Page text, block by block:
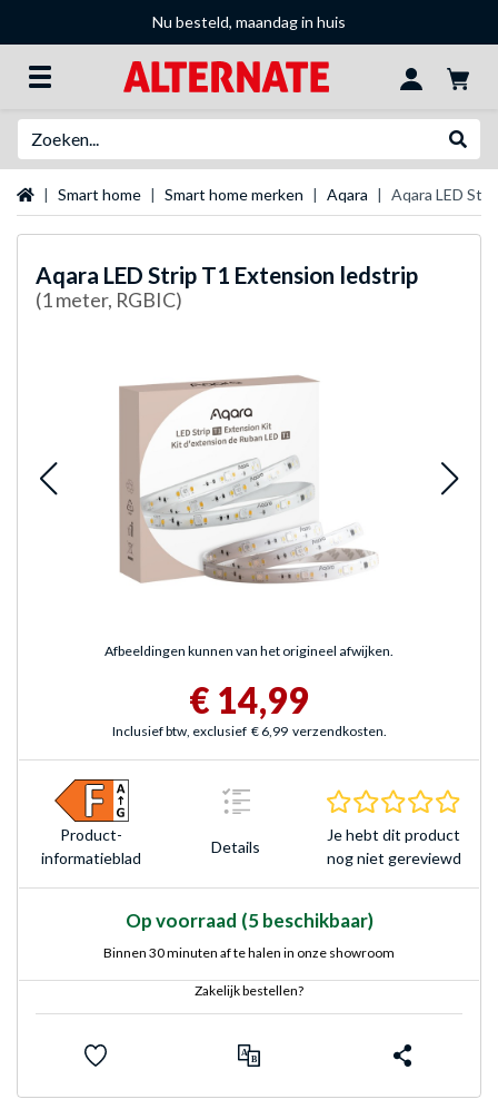
Nu besteld, maandag in huis
StartpaginaSmart home Smart home merken Aqara Aqara LED
Aqara LED Strip T1 Extension ledstrip
(1 meter, RGBIC)
Afbeeldingen kunnen van het origineel afwijken.
€ 14,99
Inclusief btw, exclusief € 6,99 verzendkosten.
Product­
informatieblad
Details
Je hebt dit product
nog niet gereviewd
Op voorraad (5 beschikbaar)
Binnen 30 minuten af te halen in onze showroom
Zakelijk bestellen?